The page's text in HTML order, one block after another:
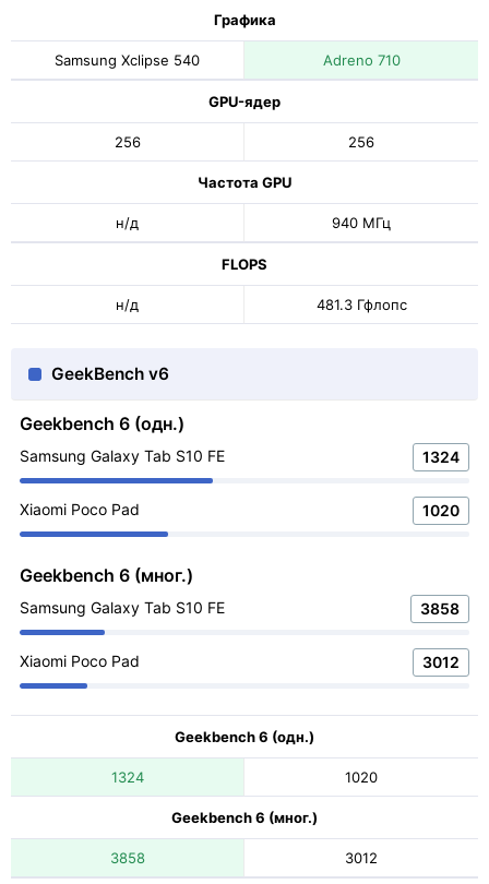
Графика
Samsung Xclipse 540 Adreno 710
GPU-ядер
256 256
Частота GPU
н/д 940 МГц
FLOPS
н/д 481.3 Гфлопс
GeekBench v6
Geekbench 6 (одн.)
Samsung Galaxy Tab S10 FE 1324
Xiaomi Poco Pad 1020
Geekbench 6 (мног.)
Samsung Galaxy Tab S10 FE 3858
Xiaomi Poco Pad 3012
Geekbench 6 (одн.)
1324 1020
Geekbench 6 (мног.)
3858 3012